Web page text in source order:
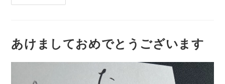
あけましておめでとうございます